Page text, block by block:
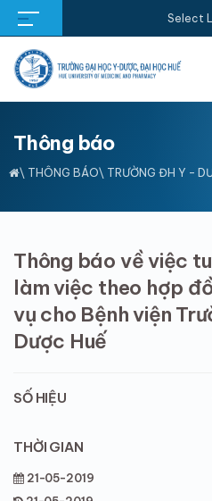
Select
Thông báo
\ THÔNG BÁO\ TRƯỜNG ĐH Y -
Thông báo về việc
làm việc theo hợp
vụ cho Bệnh viện
Dược Huế
SỐ HIỆU
THỜI GIAN
21-05-2019